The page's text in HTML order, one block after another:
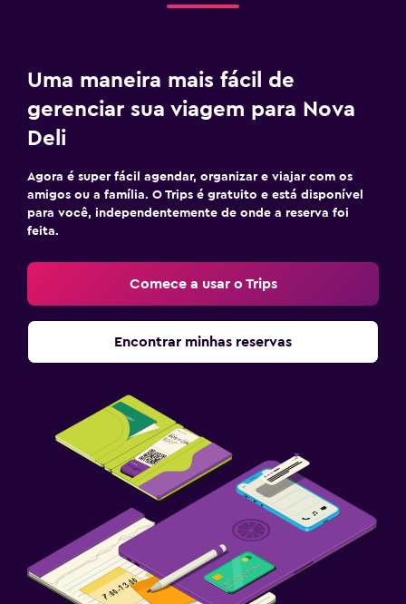
Uma maneira mais fácil de
gerenciar sua viagem para Nova
Deli
Agora é super fácil agendar, organizar e viajar com os
amigos ou a família. O Trips é gratuito e está disponível
para você, independentemente de onde a reserva foi
feita.
Comece a usar o Trips
Encontrar minhas reservas